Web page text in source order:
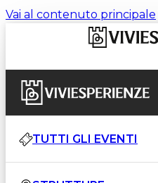
Vai al contenuto principale
TUTTI GLI EVENTI